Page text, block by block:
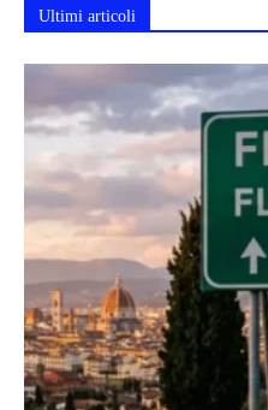
Ultimi articoli